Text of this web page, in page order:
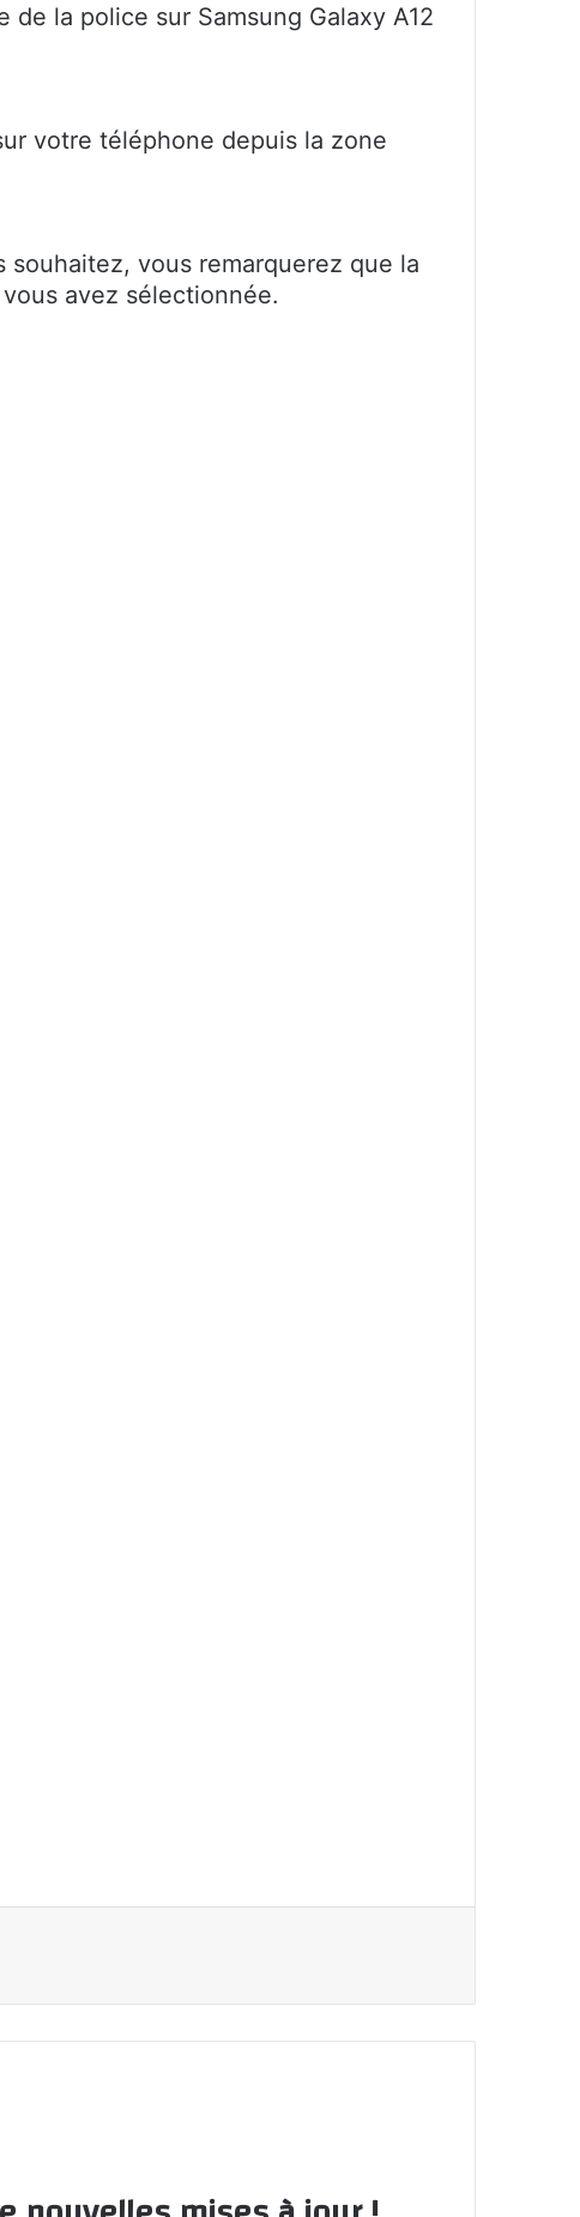
la police sur Samsung Galaxy A12
votre téléphone depuis la zone
vous remarquerez que la
avez sélectionnée.